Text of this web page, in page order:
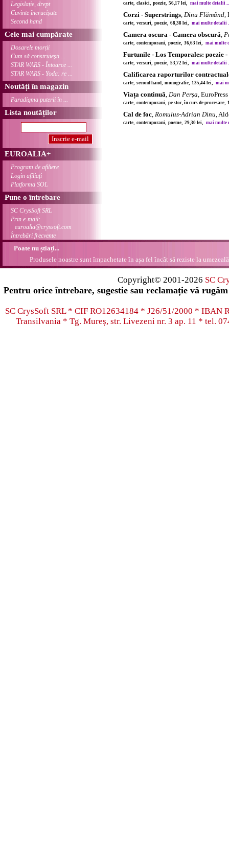
Legislație, drept
Cuvinte încrucișate
Second hand
Cele mai cumpărate
Dosarele morții
Cum să construiești ...
STAR WARS - Întoarce ...
STAR WARS - Yoda: re ...
Noutăți în magazin
Paradigma puterii în ...
Lista noutăților
EUROALIA+
Program de afiliere
Login afiliați
Platforma SOL
Pune o întrebare
SC CrysSoft SRL
Prin e-mail:
euroalia@cryssoft.com
Întrebări frecvente
carte, clasici, poezie, 56,17 lei, mai multe detalii ...
Corzi - Superstrings, Dinu Flămând,
carte, versuri, poezie, 68,38 lei, mai multe detalii
Camera oscura - Camera obscură,
carte, contemporani, poezie, 36,63 lei, mai multe
Furtunile - Los Temporales: poezie -
carte, versuri, poezie, 53,72 lei, mai multe detalii
Calificarea raporturilor
carte, second hand, monografie, 135,44 lei, mai
Viața continuă, Dan Perșa,
carte, contemporani, pe stoc, în curs de
Cal de foc, Romulus-Adrian Dinu,
carte, contemporani, poeme, 29,30 lei, mai multe
Poate nu știați...
Produsele noastre sunt împachetate în așa fel încât să reziste la
Copyright© 2001-2026 SC
Pentru orice întrebare, sugestie sau reclamație vă
SC CrysSoft SRL * CIF RO12634184 * J26/51/2000 * IBAN
Transilvania * Tg. Mureș, str. Livezeni nr. 3 ap. 11 * tel.